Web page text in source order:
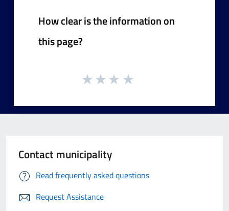
How clear is the information on
this page?
Contact municipality
Read frequently asked questions
Request Assistance